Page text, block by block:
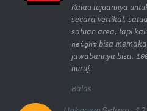
Kalau tujuannya
secara vertikal,
satuan area, tapi
height bisa
jawabannya bisa.
huruf.
Balas